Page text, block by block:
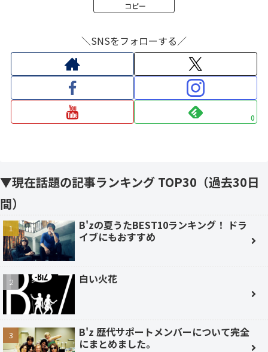
コピー
＼SNSをフォローする／
0
▼現在話題の記事ランキング TOP30（過去30日
間）
B'zの夏うたBEST10ランキング！ ドラ
イブにもおすすめ
白い火花
B'z 歴代サポートメンバーについて完全
にまとめました。